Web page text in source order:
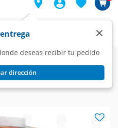
deseas recibir tu pedido
dirección
×
y Néctares Jugos
946 ml.